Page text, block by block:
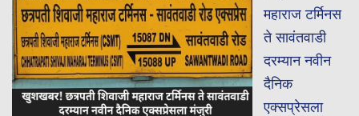
महाराज टर्मिनस
ते सावंतवाडी
दरम्यान नवीन
दैनिक
एक्सप्रेसला